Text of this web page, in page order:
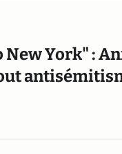
New York" :